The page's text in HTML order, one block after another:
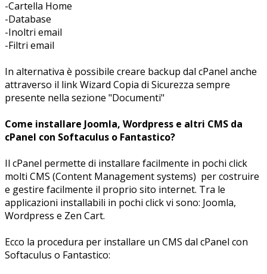
-Cartella Home
-Database
-Inoltri email
-Filtri email
In alternativa è possibile creare backup dal cPanel anche
attraverso il link Wizard Copia di Sicurezza sempre
presente nella sezione "Documenti"
Come installare Joomla, Wordpress e altri CMS da
cPanel con Softaculus o Fantastico?
Il cPanel permette di installare facilmente in pochi click
molti CMS (Content Management systems) per costruire
e gestire facilmente il proprio sito internet. Tra le
applicazioni installabili in pochi click vi sono: Joomla,
Wordpress e Zen Cart.
Ecco la procedura per installare un CMS dal cPanel con
Softaculus o Fantastico: